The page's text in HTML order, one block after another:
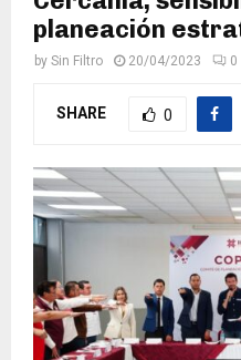
planeación
by Sin Filtro 20/04/2023 0
SHARE 0